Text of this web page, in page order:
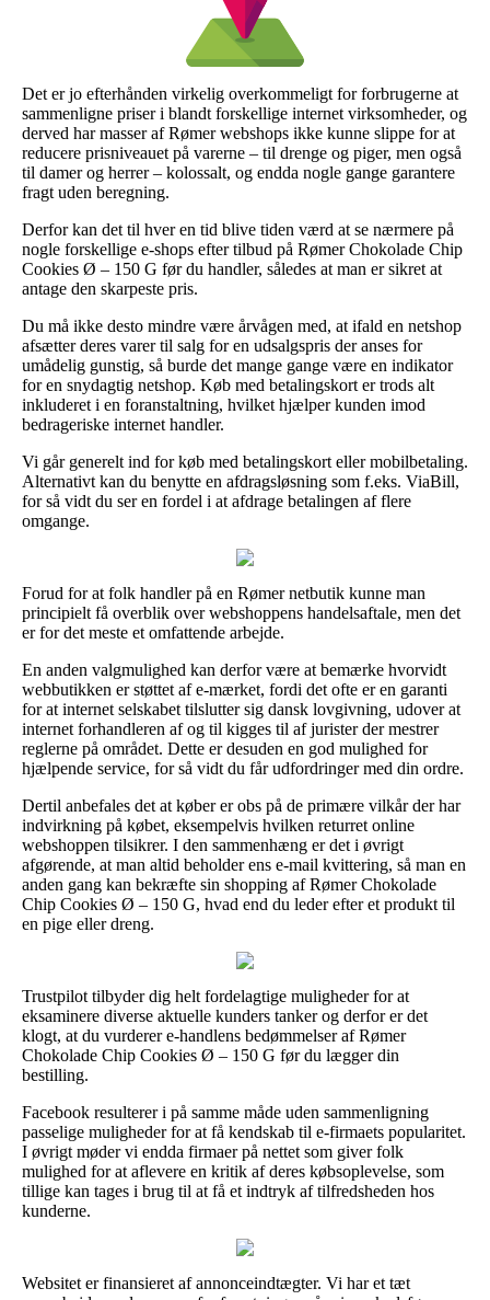
Det er jo efterhånden virkelig overkommeligt for forbrugerne at
sammenligne priser i blandt forskellige internet virksomheder, og
derved har masser af Rømer webshops ikke kunne slippe for at
reducere prisniveauet på varerne – til drenge og piger, men også
til damer og herrer – kolossalt, og endda nogle gange garantere
fragt uden beregning.
Derfor kan det til hver en tid blive tiden værd at se nærmere på
nogle forskellige e-shops efter tilbud på Rømer Chokolade Chip
Cookies Ø – 150 G før du handler, således at man er sikret at
antage den skarpeste pris.
Du må ikke desto mindre være årvågen med, at ifald en netshop
afsætter deres varer til salg for en udsalgspris der anses for
umådelig gunstig, så burde det mange gange være en indikator
for en snydagtig netshop. Køb med betalingskort er trods alt
inkluderet i en foranstaltning, hvilket hjælper kunden imod
bedrageriske internet handler.
Vi går generelt ind for køb med betalingskort eller mobilbetaling.
Alternativt kan du benytte en afdragsløsning som f.eks. ViaBill,
for så vidt du ser en fordel i at afdrage betalingen af flere
omgange.
Forud for at folk handler på en Rømer netbutik kunne man
principielt få overblik over webshoppens handelsaftale, men det
er for det meste et omfattende arbejde.
En anden valgmulighed kan derfor være at bemærke hvorvidt
webbutikken er støttet af e-mærket, fordi det ofte er en garanti
for at internet selskabet tilslutter sig dansk lovgivning, udover at
internet forhandleren af og til kigges til af jurister der mestrer
reglerne på området. Dette er desuden en god mulighed for
hjælpende service, for så vidt du får udfordringer med din ordre.
Dertil anbefales det at køber er obs på de primære vilkår der har
indvirkning på købet, eksempelvis hvilken returret online
webshoppen tilsikrer. I den sammenhæng er det i øvrigt
afgørende, at man altid beholder ens e-mail kvittering, så man en
anden gang kan bekræfte sin shopping af Rømer Chokolade
Chip Cookies Ø – 150 G, hvad end du leder efter et produkt til
en pige eller dreng.
Trustpilot tilbyder dig helt fordelagtige muligheder for at
eksaminere diverse aktuelle kunders tanker og derfor er det
klogt, at du vurderer e-handlens bedømmelser af Rømer
Chokolade Chip Cookies Ø – 150 G før du lægger din
bestilling.
Facebook resulterer i på samme måde uden sammenligning
passelige muligheder for at få kendskab til e-firmaets popularitet.
I øvrigt møder vi endda firmaer på nettet som giver folk
mulighed for at aflevere en kritik af deres købsoplevelse, som
tillige kan tages i brug til at få et indtryk af tilfredsheden hos
kunderne.
Websitet er finansieret af annonceindtægter. Vi har et tæt